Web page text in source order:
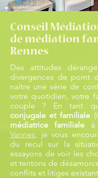
Conseil
de médiation
Rennes
Des attitudes
divergences de point
naître une série de
votre quotidien, votre
couple ? En tant
conjugale et familiale
médiatrice familiale à
Vannes, je vous
du recul sur la
essayons de voir les
et tentons de
conflits et litiges